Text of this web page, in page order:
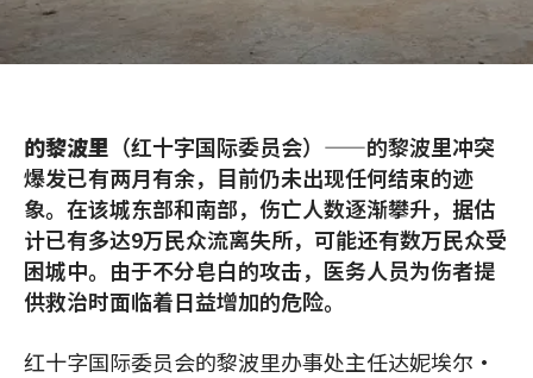
的黎波里 （红十字国际委员会）——的黎波里冲突
爆发已有两月有余，目前仍未出现任何结束的迹
象。在该城东部和南部，伤亡人数逐渐攀升，据估
计已有多达9万民众流离失所，可能还有数万民众受
困城中。由于不分皂白的攻击，医务人员为伤者提
供救治时面临着日益增加的危险。
红十字国际委员会的黎波里办事处主任达妮埃尔·